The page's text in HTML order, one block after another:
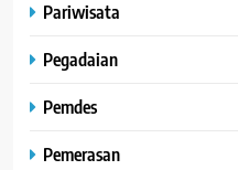
Pariwisata
Pegadaian
Pemdes
Pemerasan